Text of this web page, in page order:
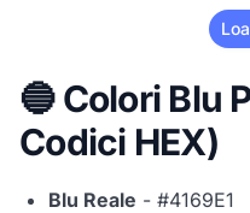
🔵 Colori Blu
Codici HEX)
Blu Reale - #4169E1